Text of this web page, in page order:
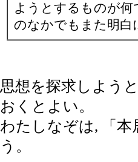
ようとするものが
のなかでもまた明
思想を探求しよう
おくとよい。
わたしなぞは, 「
う。